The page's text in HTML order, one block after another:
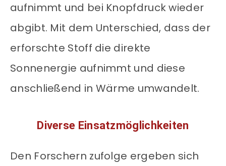
aufnimmt und bei Knopfdruck wieder
abgibt. Mit dem Unterschied, dass der
erforschte Stoff die direkte
Sonnenergie aufnimmt und diese
anschließend in Wärme umwandelt.
Diverse Einsatzmöglichkeiten
Den Forschern zufolge ergeben sich